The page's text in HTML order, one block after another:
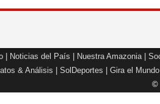
Noticias del País Nuestra Amazonia|
& Análisis SolDeportes Gira el Mundo
©